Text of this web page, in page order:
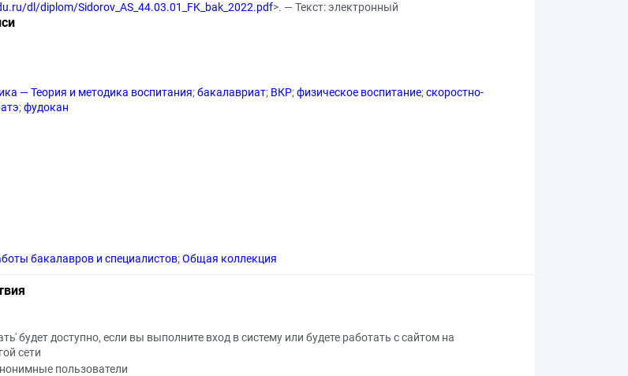
dl/diplom/Sidorov_AS_44.03.01_FK_bak_2022.pdf>. — Текст: электронный
— Теория и методика воспитания;бакалавриат; ВКР;физическое воспитание;скоростно-
;фудокан
бакалавров и специалистов;Общая коллекция
будет доступно, если вы выполните вход в систему или будете работать с сайтом на
сети
пользователи